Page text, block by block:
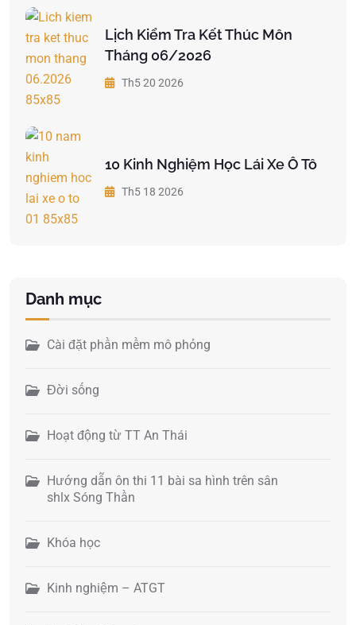
Lịch Kiểm Tra Kết Thúc Môn
Tháng 06/2026
Th5 20 2026
10 Kinh Nghiệm Học Lái Xe Ô Tô
Th5 18 2026
Danh mục
Cài đặt phần mềm mô phỏng
Đời sống
Hoạt động từ TT An Thái
Hướng dẫn ôn thi 11 bài sa hình trên sân
shlx Sóng Thần
Khóa học
Kinh nghiệm – ATGT